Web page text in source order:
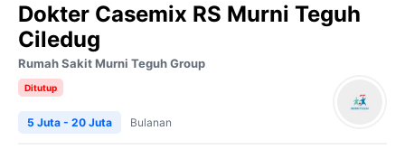
Dokter Casemix RS Murni Teguh
Ciledug
Rumah Sakit Murni Teguh Group
Ditutup
5 Juta - 20 Juta Bulanan